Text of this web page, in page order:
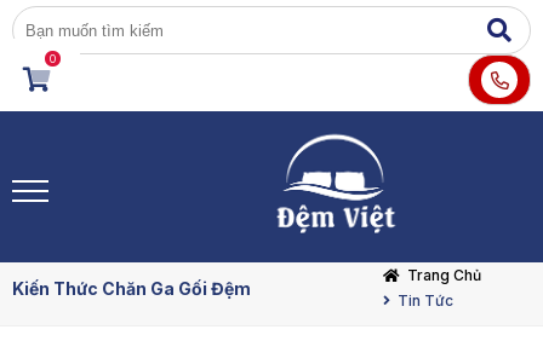
0
Kiến Thức Chăn Ga Gối Đệm
Trang Chủ
Tin Tức